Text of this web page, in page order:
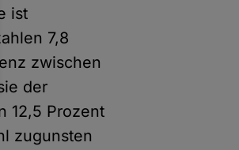
ist
7,8
zwischen
der
12,5 Prozent
zugunsten